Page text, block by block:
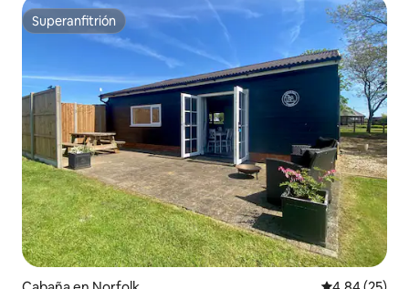
Superanfitrión
Superanfitrión